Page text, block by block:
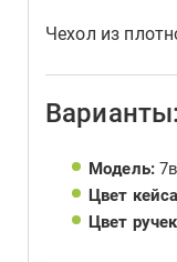
Чехол из
Варианты:
Модель:
Цвет
Цвет